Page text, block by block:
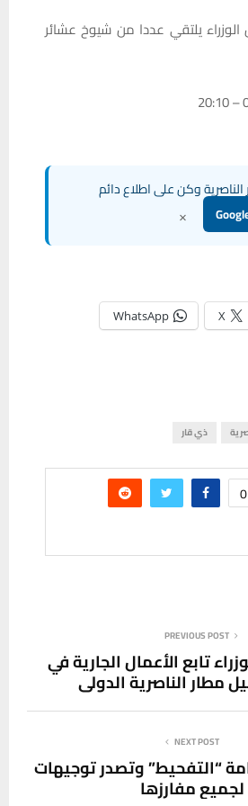
يلتقي عددا من شيوخ عشائر
وكن على اطلاع دائم
×
X
WhatsApp
ذي قار
0
PREVIOUS POST
تابع الأعمال الجارية في
مطار الناصرية الدولي
NEXT POST
“التفحيط” وتصدر توجيهات
لجميع مفارزها